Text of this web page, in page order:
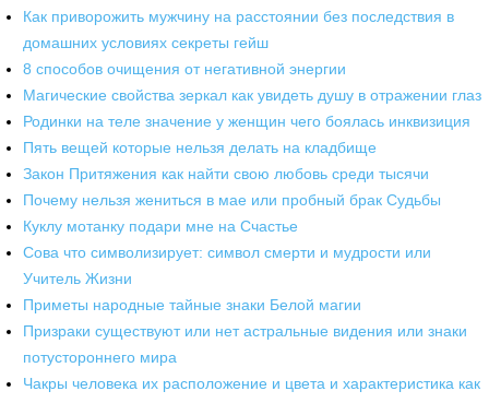
Как приворожить мужчину на расстоянии без последствия в
домашних условиях секреты гейш
8 способов очищения от негативной энергии
Магические свойства зеркал как увидеть душу в отражении глаз
Родинки на теле значение у женщин чего боялась инквизиция
Пять вещей которые нельзя делать на кладбище
Закон Притяжения как найти свою любовь среди тысячи
Почему нельзя жениться в мае или пробный брак Судьбы
Куклу мотанку подари мне на Счастье
Сова что символизирует: символ смерти и мудрости или
Учитель Жизни
Приметы народные тайные знаки Белой магии
Призраки существуют или нет астральные видения или знаки
потустороннего мира
Чакры человека их расположение и цвета и характеристика как